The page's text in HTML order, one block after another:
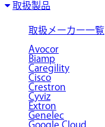
取扱製品
取扱メーカー一覧
Avocor
Biamp
Caregility
Cisco
Crestron
Cyviz
Extron
Genelec
Google Cloud